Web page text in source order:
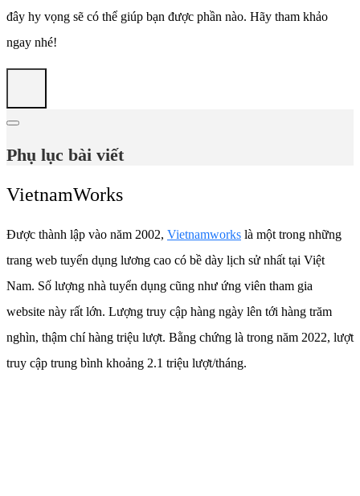
đây hy vọng sẽ có thể giúp bạn được phần nào. Hãy tham khảo
ngay nhé!
Phụ lục bài viết
VietnamWorks
Được thành lập vào năm 2002, Vietnamworks là một trong những
trang web tuyển dụng lương cao có bề dày lịch sử nhất tại Việt
Nam. Số lượng nhà tuyển dụng cũng như ứng viên tham gia
website này rất lớn. Lượng truy cập hàng ngày lên tới hàng trăm
nghìn, thậm chí hàng triệu lượt. Bằng chứng là trong năm 2022, lượt
truy cập trung bình khoảng 2.1 triệu lượt/tháng.